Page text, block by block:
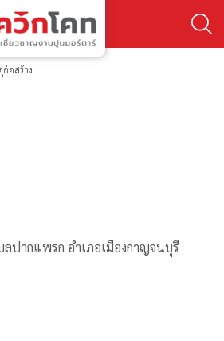
อสร้าง
ปากแพรก อำเภอเมืองกาญจนบุรี